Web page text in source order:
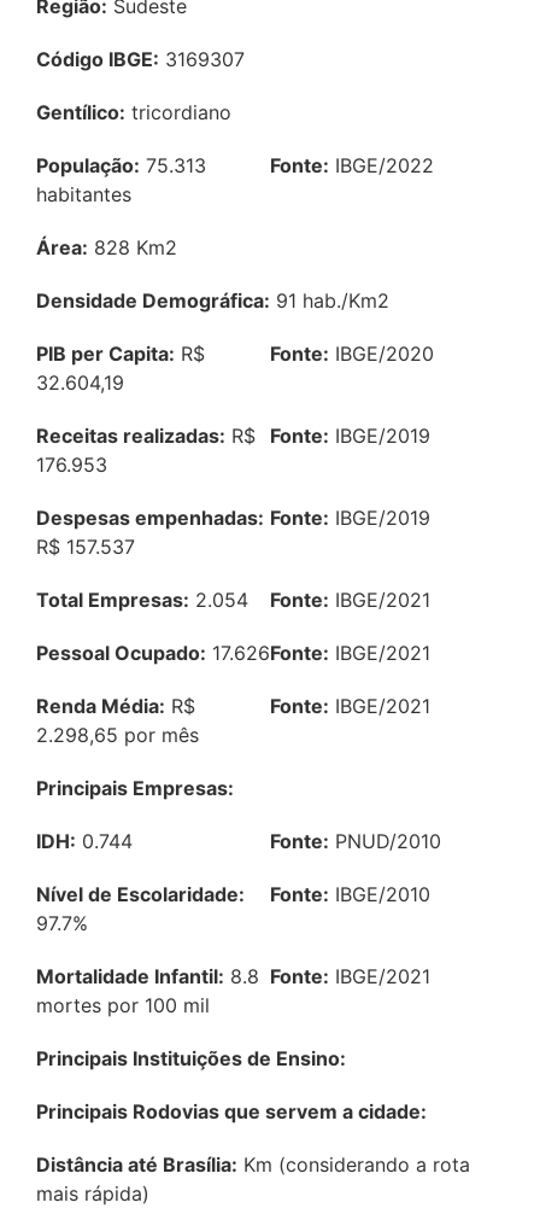
Região: Sudeste
Código IBGE: 3169307
Gentílico: tricordiano
População: 75.313
habitantes
Fonte: IBGE/2022
Área: 828 Km2
Densidade Demográfica: 91 hab./Km2
PIB per Capita: R$
32.604,19
Fonte: IBGE/2020
Receitas realizadas: R$
176.953
Fonte: IBGE/2019
Despesas empenhadas:
R$ 157.537
Fonte: IBGE/2019
Total Empresas: 2.054 Fonte: IBGE/2021
Pessoal Ocupado: 17.626Fonte: IBGE/2021
Renda Média: R$
2.298,65 por mês
Fonte: IBGE/2021
Principais Empresas:
IDH: 0.744 Fonte: PNUD/2010
Nível de Escolaridade:
97.7%
Fonte: IBGE/2010
Mortalidade Infantil: 8.8
mortes por 100 mil
Fonte: IBGE/2021
Principais Instituições de Ensino:
Principais Rodovias que servem a cidade:
Distância até Brasília: Km (considerando a rota
mais rápida)